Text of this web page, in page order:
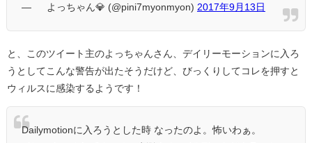
— ∞ よっちゃん💎 (@pini7myonmyon) 2017年9月13日
と、このツイート主のよっちゃんさん、デイリーモーションに入ろ
うとしてこんな警告が出たそうだけど、びっくりしてコレを押すと
ウィルスに感染するようです！
Dailymotionに入ろうとした時 なったのよ。怖いわぁ。